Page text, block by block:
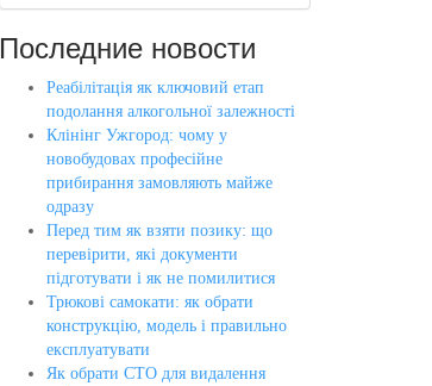
Последние новости
Реабілітація як ключовий етап
подолання алкогольної залежності
Клінінг Ужгород: чому у
новобудовах професійне
прибирання замовляють майже
одразу
Перед тим як взяти позику: що
перевірити, які документи
підготувати і як не помилитися
Трюкові самокати: як обрати
конструкцію, модель і правильно
експлуатувати
Як обрати СТО для видалення